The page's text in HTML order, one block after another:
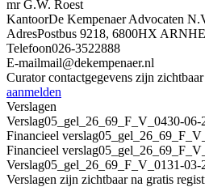
mr G.W. Roest
KantoorDe Kempenaer Advocaten
AdresPostbus 9218, 6800HX
Telefoon026-3522888
E-mailmail@dekempenaer.nl
Curator contactgegevens zijn
aanmelden
Verslagen
Verslag05_gel_26_69_F_V_0430-06-
Financieel verslag
Financieel verslag
Verslag05_gel_26_69_F_V_0131-03-
Verslagen zijn zichtbaar na gratis